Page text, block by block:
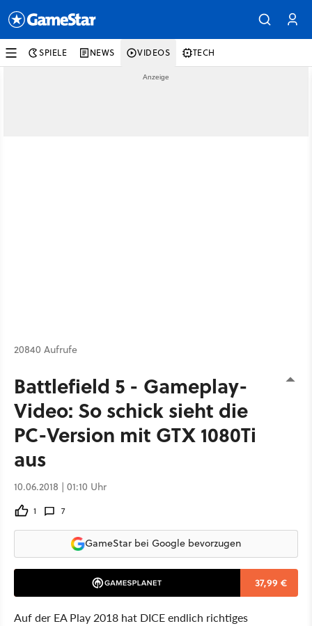
SPIELE NEWS VIDEOS TECH
20840 Aufrufe
Battlefield 5 - Gameplay-
Video: So schick sieht die
PC-Version mit GTX 1080Ti
aus
10.06.2018 | 01:10 Uhr
1 7
GameStar bei Google bevorzugen
37,99 €
Auf der EA Play 2018 hat DICE endlich richtiges